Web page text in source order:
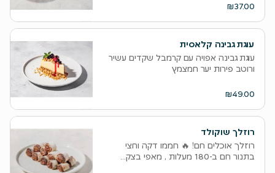
₪37.00
עוגת גבינה קלאסית
עוגת גבינה אפויה עם קרמבל שקדים עשיר
ורוטב פירות יער חמצמץ
₪49.00
רוזלך שוקולד
רוזלך אוכלים חם! 🔥 חממו דקה וחצי
בתנור חם ב-180 מעלות , מאפי בצק...